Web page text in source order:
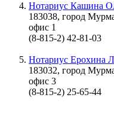
Нотариус Кашина
183038, город
офис 1
(8-815-2) 42-81-03
Нотариус Ерохина
183032, город
офис 3
(8-815-2) 25-65-44